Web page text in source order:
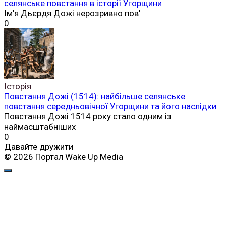
селянське повстання в історії Угорщини
Ім’я Дьєрдя Дожі нерозривно пов’
0
Історія
Повстання Дожі (1514): найбільше селянське
повстання середньовічної Угорщини та його наслідки
Повстання Дожі 1514 року стало одним із
наймасштабніших
0
Давайте дружити
© 2026 Портал Wake Up Media